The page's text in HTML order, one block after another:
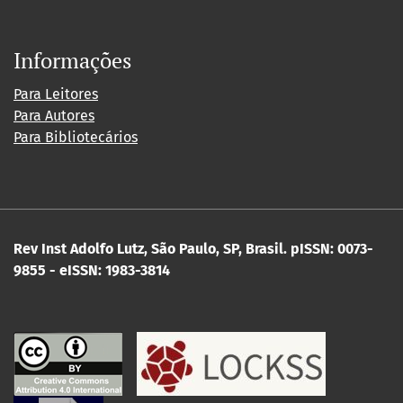
Informações
Para Leitores
Para Autores
Para Bibliotecários
Rev Inst Adolfo Lutz, São Paulo, SP, Brasil. pISSN: 0073-
9855 - eISSN: 1983-3814